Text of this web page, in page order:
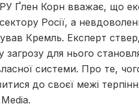
Ґлен Корн вважає, що
Росії, а
Кремль. Експерт
загрозу для нього
системи. Про те,
до своєї межі